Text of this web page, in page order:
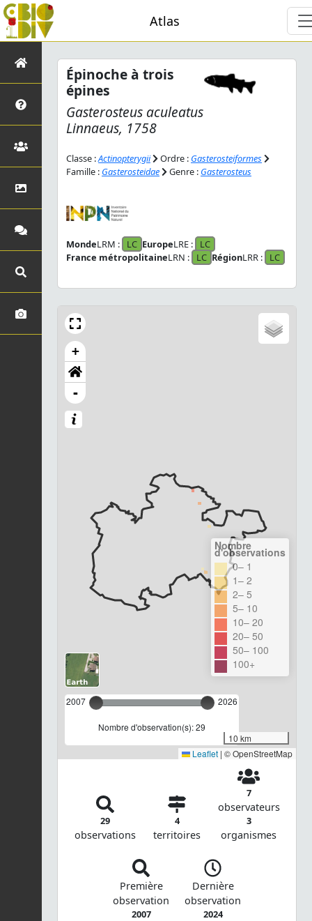
Atlas
Épinoche à trois
épines
Gasterosteus aculeatus
Linnaeus, 1758
Classe :Actinopterygii Ordre : Gasterosteiformes
Famille : Gasterosteidae Genre : Gasterosteus
MondeLRM : LC EuropeLRE :
LC
France métropolitaineLRN : LC RégionLRR : LC
+
-
2007 2026
Nombre d'observation(s): 29
Nombre
d'observations
0– 1
1– 2
2– 5
5– 10
10– 20
20– 50
50– 100
100+
10 km
Leaflet | © OpenStreetMap
29
observations
4
territoires
7
observateurs
3
organismes
Première
observation
2007
Dernière
observation
2024